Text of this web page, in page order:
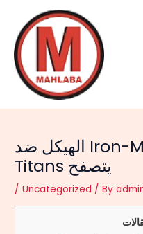
content
الهيكل ضد Iron-Man: سباق عجب
Titans يتصفح
/Uncategorized / By
navigation